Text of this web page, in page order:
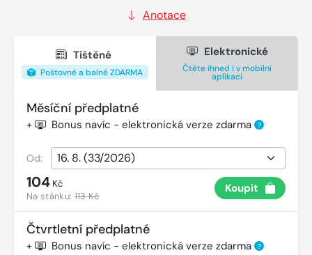
Anotace
Tištěné
Poštovné a balné ZDARMA
Elektronické
Čtěte ihned i v mobilní
aplikaci
Měsíční předplatné
+ Bonus navíc - elektronická verze zdarma ?
Od:
104 Kč
Na stánku:113 Kč
Koupit
Čtvrtletní předplatné
+ Bonus navíc - elektronická verze zdarma ?